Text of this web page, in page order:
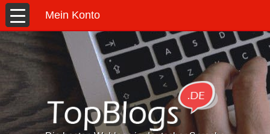
Mein Konto